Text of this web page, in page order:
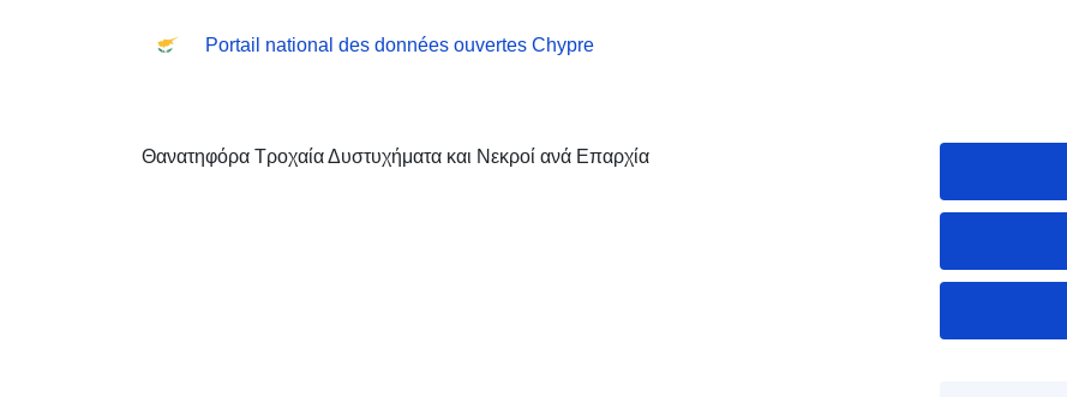
Portail national des données ouvertes Chypre
Θανατηφόρα Τροχαία Δυστυχήματα και Νεκροί ανά Επαρχία